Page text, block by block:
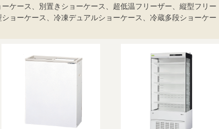
ケース、別置きショーケース、超低温フリーザー、縦型フリー
ョーケース、冷凍デュアルショーケース、冷蔵多段ショーケー